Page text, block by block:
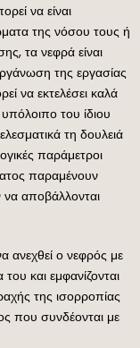
να είναι
της νόσου τους ή
τα νεφρά είναι
της εργασίας
να εκτελέσει καλά
του ίδιου
τη δουλειά
παράμετροι
παραμένουν
να αποβάλλονται
ανεχθεί ο νεφρός με
και εμφανίζονται
της ισορροπίας
που συνδέονται με